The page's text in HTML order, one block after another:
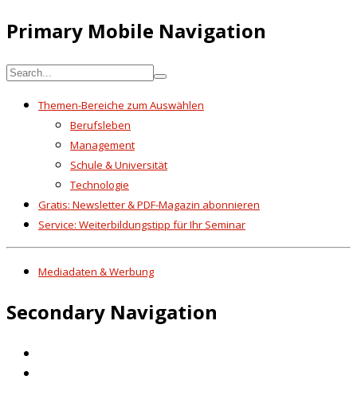
Primary Mobile Navigation
Themen-Bereiche zum Auswählen
Berufsleben
Management
Schule & Universität
Technologie
Gratis: Newsletter & PDF-Magazin abonnieren
Service: Weiterbildungstipp für Ihr Seminar
Mediadaten & Werbung
Secondary Navigation